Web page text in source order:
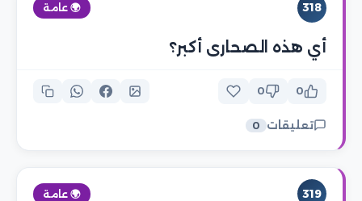
318 🌍 عامة
أي هذه الصحارى أكبر؟
0
0
تعليقات 0
319 🌍 عامة